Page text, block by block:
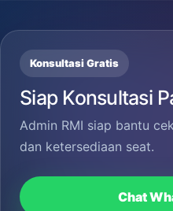
Konsultasi Gratis
Siap Konsultasi
Admin RMI siap bantu
dan ketersediaan seat.
Chat